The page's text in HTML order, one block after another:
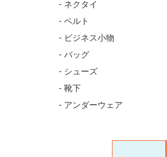
- ネクタイ
- ベルト
- ビジネス小物
- バッグ
- シューズ
- 靴下
- アンダーウェア